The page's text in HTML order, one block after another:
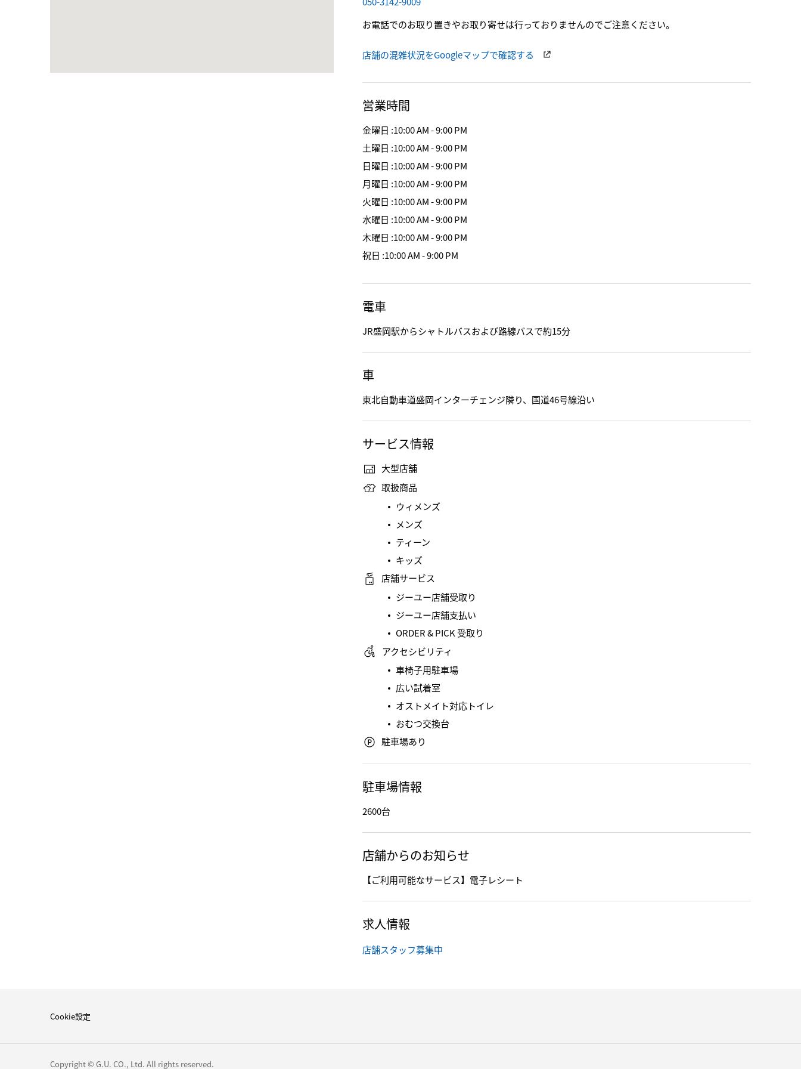
お電話でのお取り置きやお取り寄せは行っておりませんのでご注意ください。
店舗の混雑状況をGoogleマップで確認する
営業時間
金曜日 :10:00 AM - 9:00 PM
土曜日 :10:00 AM - 9:00 PM
日曜日 :10:00 AM - 9:00 PM
月曜日 :10:00 AM - 9:00 PM
火曜日 :10:00 AM - 9:00 PM
水曜日 :10:00 AM - 9:00 PM
木曜日 :10:00 AM - 9:00 PM
祝日 :10:00 AM - 9:00 PM
電車
JR盛岡駅からシャトルバスおよび路線バスで約15分
車
東北自動車道盛岡インターチェンジ隣り、国道46号線沿い
サービス情報
大型店舗
取扱商品
ウィメンズ
メンズ
ティーン
キッズ
店舗サービス
ジーユー店舗受取り
ジーユー店舗支払い
ORDER & PICK 受取り
アクセシビリティ
車椅子用駐車場
広い試着室
オストメイト対応トイレ
おむつ交換台
駐車場あり
駐車場情報
2600台
店舗からのお知らせ
【ご利用可能なサービス】電子レシート
求人情報
店舗スタッフ募集中
Cookie設定
Copyright © G.U. CO., Ltd. All rights reserved.